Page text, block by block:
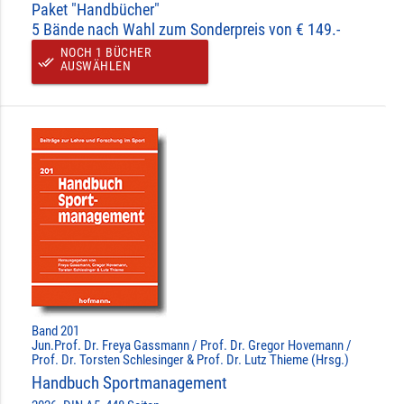
Paket "Handbücher"
5 Bände nach Wahl zum Sonderpreis von € 149.-
done_all
NOCH 1 BÜCHER
AUSWÄHLEN
Band 201
Jun.Prof. Dr. Freya Gassmann / Prof. Dr. Gregor Hovemann /
Prof. Dr. Torsten Schlesinger & Prof. Dr. Lutz Thieme (Hrsg.)
Handbuch Sportmanagement